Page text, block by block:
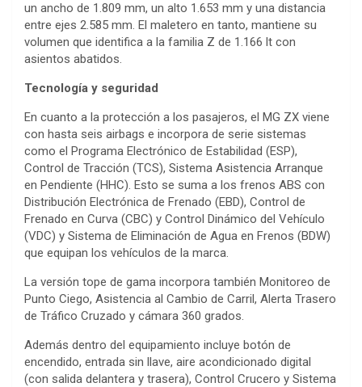
un ancho de 1.809 mm, un alto 1.653 mm y una distancia
entre ejes 2.585 mm. El maletero en tanto, mantiene su
volumen que identifica a la familia Z de 1.166 lt con
asientos abatidos.
Tecnología y seguridad
En cuanto a la protección a los pasajeros, el MG ZX viene
con hasta seis airbags e incorpora de serie sistemas
como el Programa Electrónico de Estabilidad (ESP),
Control de Tracción (TCS), Sistema Asistencia Arranque
en Pendiente (HHC). Esto se suma a los frenos ABS con
Distribución Electrónica de Frenado (EBD), Control de
Frenado en Curva (CBC) y Control Dinámico del Vehículo
(VDC) y Sistema de Eliminación de Agua en Frenos (BDW)
que equipan los vehículos de la marca.
La versión tope de gama incorpora también Monitoreo de
Punto Ciego, Asistencia al Cambio de Carril, Alerta Trasero
de Tráfico Cruzado y cámara 360 grados.
Además dentro del equipamiento incluye botón de
encendido, entrada sin llave, aire acondicionado digital
(con salida delantera y trasera), Control Crucero y Sistema